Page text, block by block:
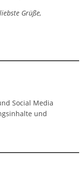
Grüße,
Social Media
und